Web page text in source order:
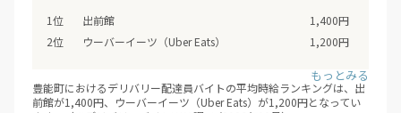
イトは、安定した給与を得られるメリットがあります。各求人を比較
出前館
1,400円
ウーバーイーツ（Uber Eats）
1,200円
豊能町におけるデリバリー配達員バイトの平均時給ランキングは、出
前館が1,400円、ウーバーイーツ（Uber Eats）が1,200円となってい